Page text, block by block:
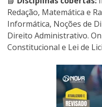
Redação, Matemática e
Informática, Noções de
Direito Administrativo.
Constitucional e Lei de